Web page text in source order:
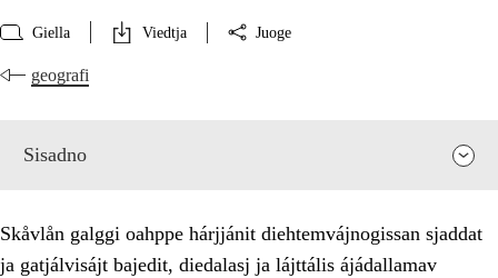
Giella Viedtja Juoge
geografi
Sisadno
Skåvlån galggi oahppe hárjjánit diehtemvájnogissan sjaddat
ja gatjálvisájt bajedit, diedalasj ja lájttális ájádallamav